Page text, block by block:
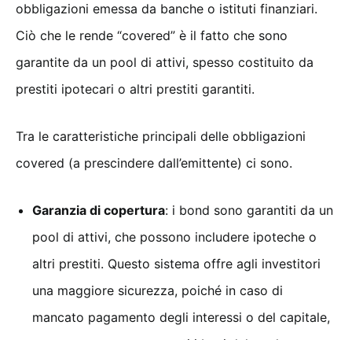
obbligazioni emessa da banche o istituti finanziari.
Ciò che le rende “covered” è il fatto che sono
garantite da un pool di attivi, spesso costituito da
prestiti ipotecari o altri prestiti garantiti.
Tra le caratteristiche principali delle obbligazioni
covered (a prescindere dall’emittente) ci sono.
Garanzia di copertura: i bond sono garantiti da un
pool di attivi, che possono includere ipoteche o
altri prestiti. Questo sistema offre agli investitori
una maggiore sicurezza, poiché in caso di
mancato pagamento degli interessi o del capitale,